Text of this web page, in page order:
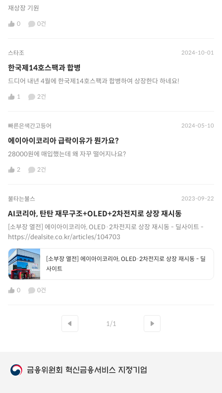
재상장 기원
0 0건
스타조 2024-10-01
한국제14호스팩과 합병
드디어 내년 4월에 한국제14호스팩과 합병하여 상장한다 하네요!
1 2건
빠른은색간고등어 2024-05-10
에이아이코리아 급락이유가 뭔가요?
28000원에 매입했는데 왜 자꾸 떨어지나요?
2 2건
불타는불스 2023-09-22
AI코리아, 탄탄 재무구조+OLED+2차전지로 상장 재시동
[소부장 열전] 에이아이코리아, OLED·2차전지로 상장 재시동 - 딜사이트 -
https://dealsite.co.kr/articles/104703
[소부장 열전] 에이아이코리아, OLED·2차전지로 상장 재시동 - 딜
사이트
0 0건
1/1